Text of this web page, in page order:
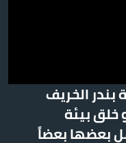
بندر الخريف
بيئة
بعضها بعضاً